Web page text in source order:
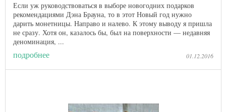
Если уж руководствоваться в выборе новогодних подарков
рекомендациями Дэна Брауна, то в этот Новый год нужно
дарить монетницы. Направо и налево. К этому выводу я пришла
не сразу. Хотя он, казалось бы, был на поверхности — недавняя
деноминация, ...
подробнее 01.12.2016